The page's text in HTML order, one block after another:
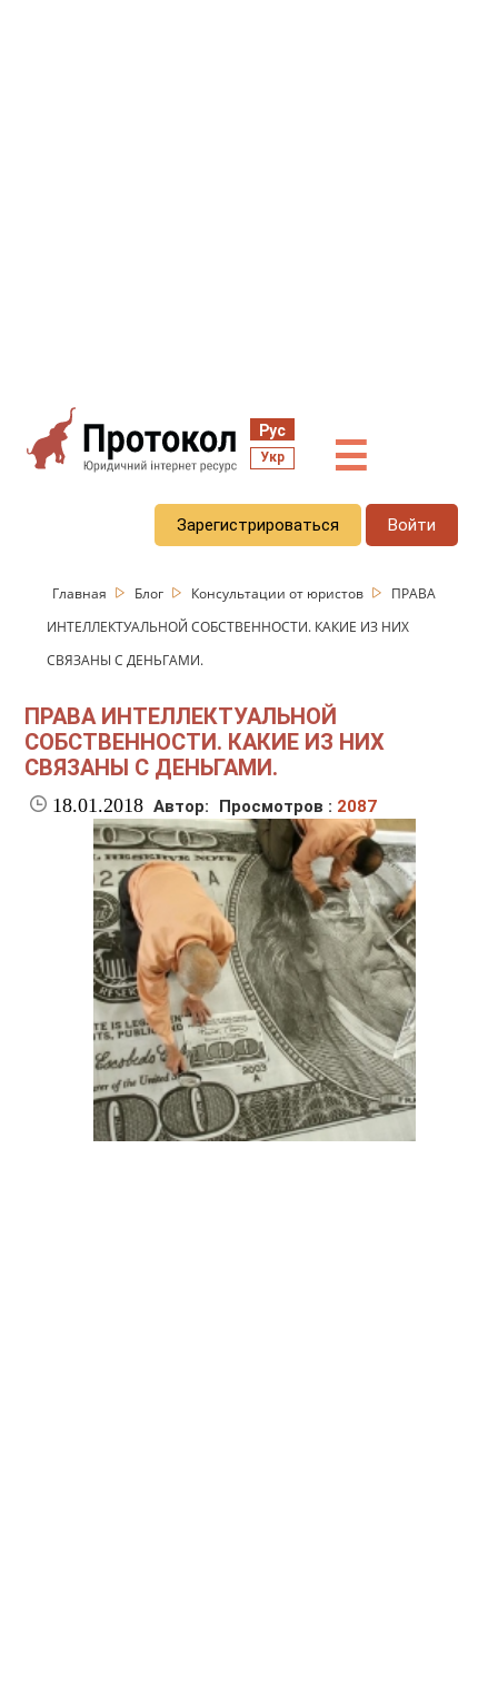
Рус
Укр ☰
Зарегистрироваться Войти
Главная Блог Консультации от юристов
ПРАВА
ИНТЕЛЛЕКТУАЛЬНОЙ СОБСТВЕННОСТИ. КАКИЕ ИЗ НИХ
СВЯЗАНЫ С ДЕНЬГАМИ.
ПРАВА ИНТЕЛЛЕКТУАЛЬНОЙ
СОБСТВЕННОСТИ. КАКИЕ ИЗ НИХ
СВЯЗАНЫ С ДЕНЬГАМИ.
18.01.2018 Автор: Просмотров : 2087